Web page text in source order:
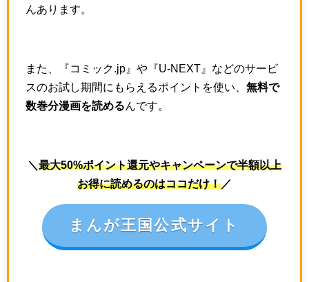
んあります。
また、『コミック.jp』や『U-NEXT』などのサービ
スのお試し期間にもらえるポイントを使い、 無料で
数巻分漫画を読めるんです。
＼ 最大50%ポイント還元やキャンペーンで半額以上
お得に読めるのはココだけ！ ／
まんが王国公式サイト